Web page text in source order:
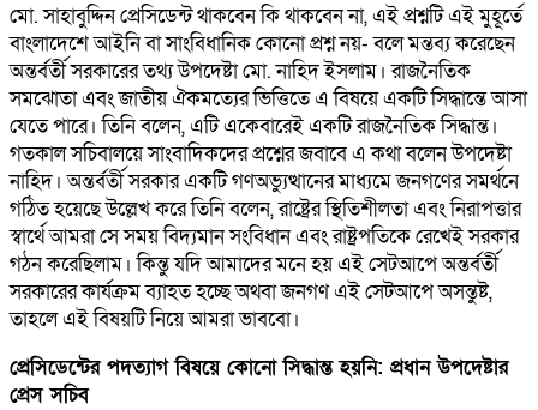
মো. সাহাবুদ্দিন প্রেসিডেন্ট থাকবেন কি থাকবেন না, এই প্রশ্নটি এই মুহূর্তে
বাংলাদেশে আইনি বা সাংবিধানিক কোনো প্রশ্ন নয়- বলে মন্তব্য করেছেন
অন্তর্বর্তী সরকারের তথ্য উপদেষ্টা মো. নাহিদ ইসলাম। রাজনৈতিক
সমঝোতা এবং জাতীয় ঐকমত্যের ভিত্তিতে এ বিষয়ে একটি সিদ্ধান্তে আসা
যেতে পারে। তিনি বলেন, এটি একেবারেই একটি রাজনৈতিক সিদ্ধান্ত।
গতকাল সচিবালয়ে সাংবাদিকদের প্রশ্নের জবাবে এ কথা বলেন উপদেষ্টা
নাহিদ। অন্তর্বর্তী সরকার একটি গণঅভ্যুত্থানের মাধ্যমে জনগণের সমর্থনে
গঠিত হয়েছে উল্লেখ করে তিনি বলেন, রাষ্ট্রের স্থিতিশীলতা এবং নিরাপত্তার
স্বার্থে আমরা সে সময় বিদ্যমান সংবিধান এবং রাষ্ট্রপতিকে রেখেই সরকার
গঠন করেছিলাম। কিন্তু যদি আমাদের মনে হয় এই সেটআপে অন্তর্বর্তী
সরকারের কার্যক্রম ব্যাহত হচ্ছে অথবা জনগণ এই সেটআপে অসন্তুষ্ট,
তাহলে এই বিষয়টি নিয়ে আমরা ভাববো।
প্রেসিডেন্টের পদত্যাগ বিষয়ে কোনো সিদ্ধান্ত হয়নি: প্রধান উপদেষ্টার
প্রেস সচিব